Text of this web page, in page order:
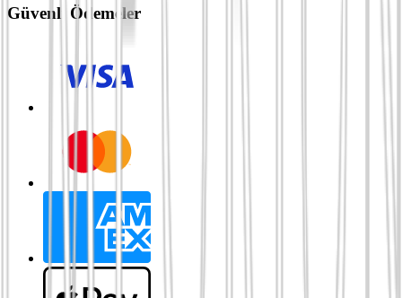
Güvenli Ödemeler